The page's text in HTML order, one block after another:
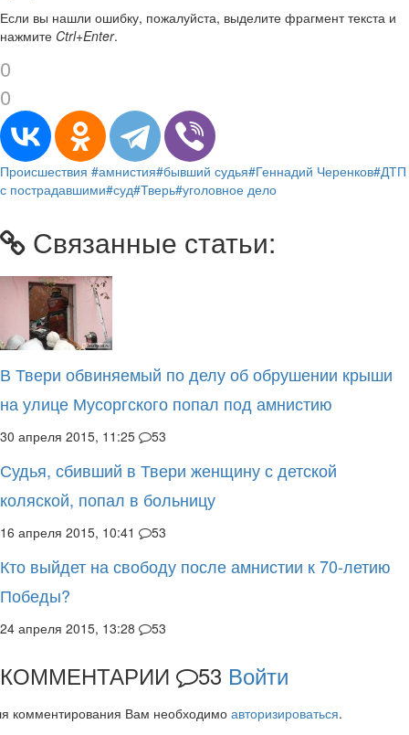
Если вы нашли ошибку, пожалуйста, выделите фрагмент текста и
нажмите Ctrl+Enter.
0
0
Происшествия #амнистия#бывший судья#Геннадий Черенков#ДТП
с пострадавшими#суд#Тверь#уголовное дело
Связанные статьи:
В Твери обвиняемый по делу об обрушении крыши
на улице Мусоргского попал под амнистию
30 апреля 2015, 11:25 53
Судья, сбивший в Твери женщину с детской
коляской, попал в больницу
16 апреля 2015, 10:41 53
Кто выйдет на свободу после амнистии к 70-летию
Победы?
24 апреля 2015, 13:28 53
КОММЕНТАРИИ 53 Войти
комментирования Вам необходимо авторизироваться.